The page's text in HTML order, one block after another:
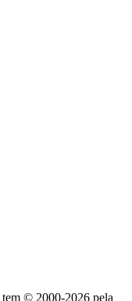
tem © 2000-2026 pela